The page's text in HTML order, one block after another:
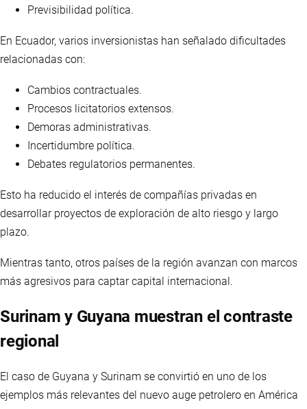
Previsibilidad política.
En Ecuador, varios inversionistas han señalado dificultades
relacionadas con:
Cambios contractuales.
Procesos licitatorios extensos.
Demoras administrativas.
Incertidumbre política.
Debates regulatorios permanentes.
Esto ha reducido el interés de compañías privadas en
desarrollar proyectos de exploración de alto riesgo y largo
plazo.
Mientras tanto, otros países de la región avanzan con marcos
más agresivos para captar capital internacional.
Surinam y Guyana muestran el contraste
regional
El caso de Guyana y Surinam se convirtió en uno de los
ejemplos más relevantes del nuevo auge petrolero en América